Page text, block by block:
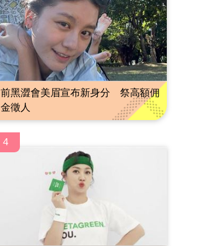
前黑澀會美眉宣布新身分 祭高額佣
金徵人
4